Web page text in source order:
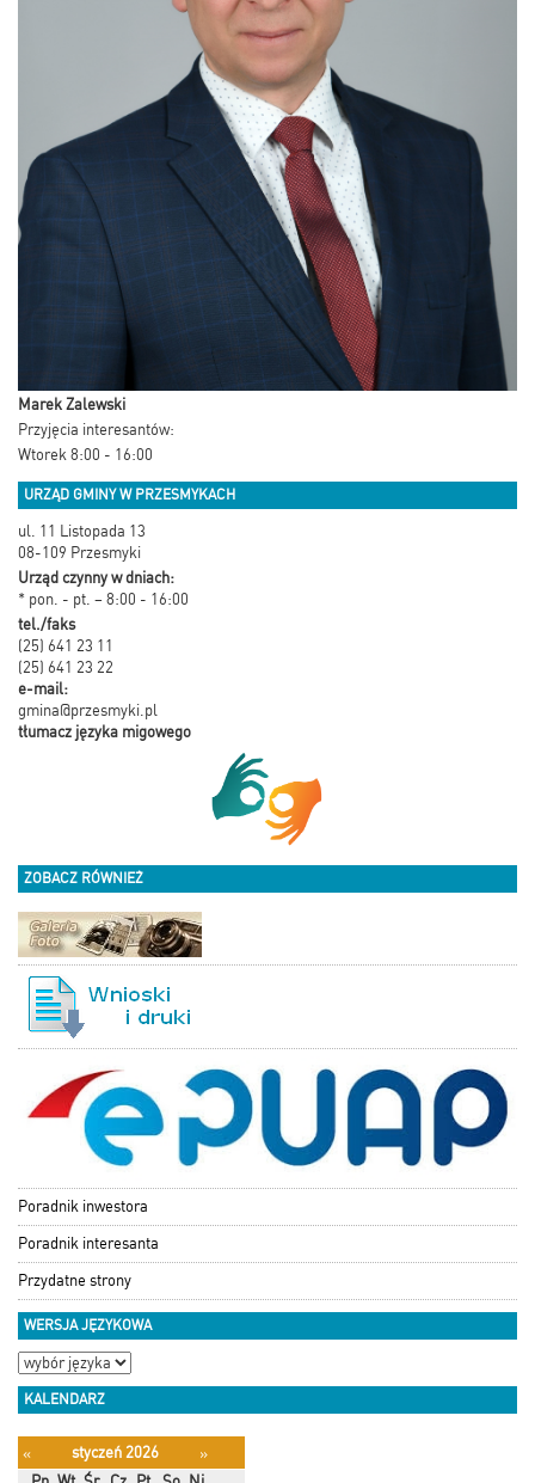
Marek Zalewski
Przyjęcia interesantów:
Wtorek 8:00 - 16:00
URZĄD GMINY W PRZESMYKACH
ul. 11 Listopada 13
08-109 Przesmyki
Urząd czynny w dniach:
* pon. - pt. – 8:00 - 16:00
tel./faks
(25) 641 23 11
(25) 641 23 22
e-mail:
gmina@przesmyki.pl
tłumacz języka migowego
ZOBACZ RÓWNIEŻ
Poradnik inwestora
Poradnik interesanta
Przydatne strony
WERSJA JĘZYKOWA
KALENDARZ
« styczeń 2026
»